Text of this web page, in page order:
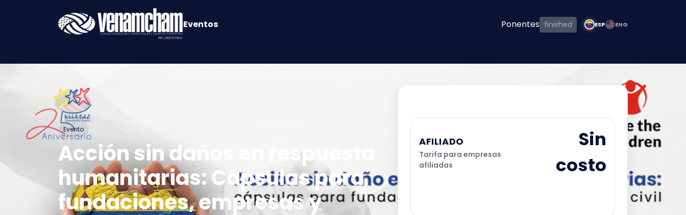
Eventos Ponentes finished ESP ENG
Evento
Acción sin daños en respuesta
humanitarias: Cápsulas para
fundaciones, empresas y
AFILIADO
Tarifa para empresas
afiliadas
Sin
costo